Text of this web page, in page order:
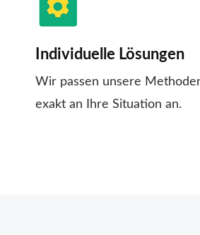
Individuelle Lösungen
Wir passen unsere
exakt an Ihre Situation an.